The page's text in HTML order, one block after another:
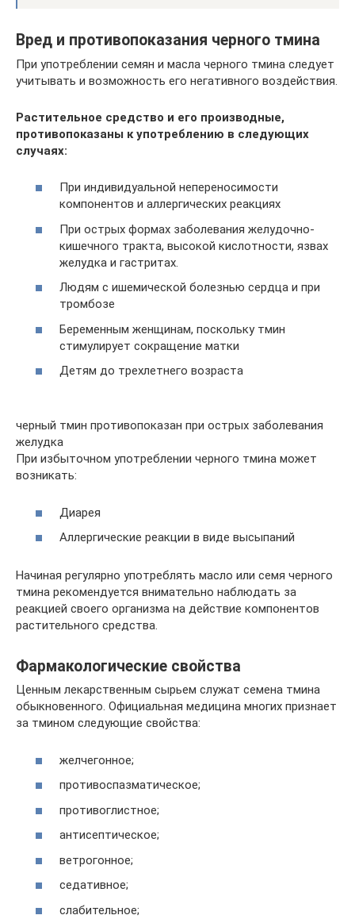
Вред и противопоказания черного тмина
При употреблении семян и масла черного тмина следует
учитывать и возможность его негативного воздействия.
Растительное средство и его производные,
противопоказаны к употреблению в следующих
случаях:
При индивидуальной непереносимости
компонентов и аллергических реакциях
При острых формах заболевания желудочно-
кишечного тракта, высокой кислотности, язвах
желудка и гастритах.
Людям с ишемической болезнью сердца и при
тромбозе
Беременным женщинам, поскольку тмин
стимулирует сокращение матки
Детям до трехлетнего возраста
черный тмин противопоказан при острых заболевания
желудка
При избыточном употреблении черного тмина может
возникать:
Диарея
Аллергические реакции в виде высыпаний
Начиная регулярно употреблять масло или семя черного
тмина рекомендуется внимательно наблюдать за
реакцией своего организма на действие компонентов
растительного средства.
Фармакологические свойства
Ценным лекарственным сырьем служат семена тмина
обыкновенного. Официальная медицина многих признает
за тмином следующие свойства:
желчегонное;
противоспазматическое;
противоглистное;
антисептическое;
ветрогонное;
седативное;
слабительное;